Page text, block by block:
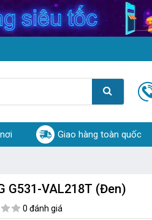
Giao hàng toàn quốc
G531-VAL218T (Đen)
0 đánh giá